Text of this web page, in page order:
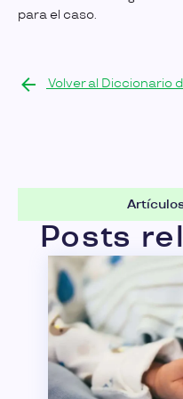
para el caso.
Volver al Diccionario
Posts